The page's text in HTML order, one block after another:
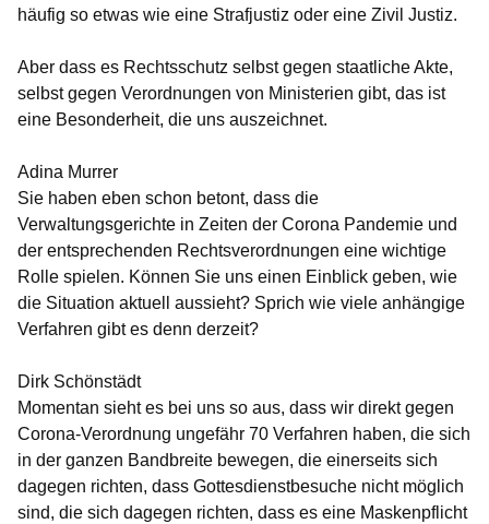
häufig so etwas wie eine Strafjustiz oder eine Zivil Justiz.
Aber dass es Rechtsschutz selbst gegen staatliche Akte,
selbst gegen Verordnungen von Ministerien gibt, das ist
eine Besonderheit, die uns auszeichnet.
Adina Murrer
Sie haben eben schon betont, dass die
Verwaltungsgerichte in Zeiten der Corona Pandemie und
der entsprechenden Rechtsverordnungen eine wichtige
Rolle spielen. Können Sie uns einen Einblick geben, wie
die Situation aktuell aussieht? Sprich wie viele anhängige
Verfahren gibt es denn derzeit?
Dirk Schönstädt
Momentan sieht es bei uns so aus, dass wir direkt gegen
Corona-Verordnung ungefähr 70 Verfahren haben, die sich
in der ganzen Bandbreite bewegen, die einerseits sich
dagegen richten, dass Gottesdienstbesuche nicht möglich
sind, die sich dagegen richten, dass es eine Maskenpflicht